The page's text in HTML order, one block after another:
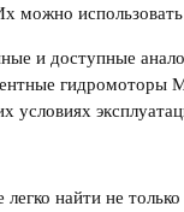
можно
и доступные
гидромоторы
условиях
найти не только